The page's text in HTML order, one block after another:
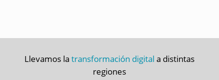
Llevamos la transformación digital a distintas
regiones